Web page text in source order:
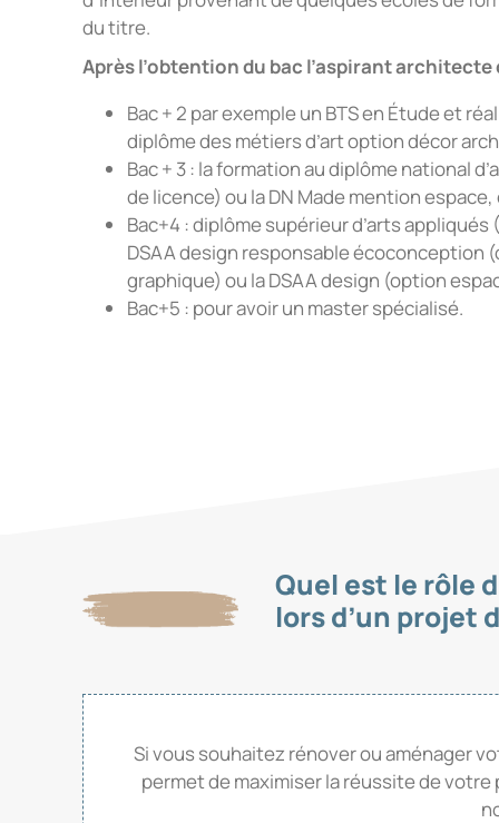
du titre.
Après l’obtention du bac l’aspirant
Bac + 2 par exemple un BTS en Étude et
diplôme des métiers d’art option décor
Bac + 3 : la formation au diplôme national
de licence) ou la DN Made mention
Bac+4 : diplôme supérieur d’arts
DSAA design responsable écoconception
graphique) ou la DSAA design (option
Bac+5 : pour avoir un master spécialisé.
Quel est le rôle
lors d’un projet
Si vous souhaitez rénover ou aménager
permet de maximiser la réussite de